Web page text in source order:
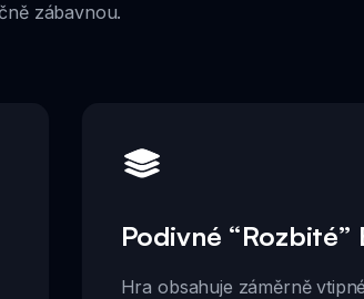
zábavnou.
Podivné “Rozbité”
Hra obsahuje záměrně